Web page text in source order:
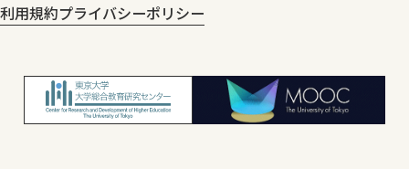
利用規約プライバシーポリシー